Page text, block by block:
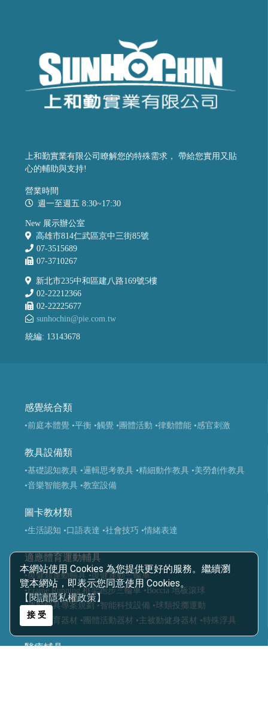
本網站使用 Cookies 為您提供更好的服務。繼續瀏
覽本網站，即表示您同意使用 Cookies。
【閱讀隱私權政策】
接 受
上和勤實業有限公司瞭解您的特殊需求， 帶給您實用又貼
心的輔助與支持!
營業時間
週一至週五 8:30~17:30
New 展示辦公室
高雄市814仁武區京中三街85號
07-3515689
07-3710267
新北市235中和區建八路169號5樓
02-22212366
02-22225677
sunhochin@pie.com.tw
統編: 13143678
感覺統合類
•前庭本體覺 •平衡 •觸覺 •團體活動 •律動體能 •感官刺激
教具設備類
•基礎認知教具 •邏輯思考教具 •精細動作教具 •美勞創作教具
•音樂智能教具 •教室設備
圖卡教材類
•生活認知 •口語表達 •社會技巧 •情緒表達
適應體育運動輔具
•復健類運動輔具 •復健運動三輪車
•Frame Running 框架跑步三輪車 •Boccia 地板滾球
•運動輔具專案規劃 •智能科技設備 •球類投擲運動
•視障體育器材 •團體活動器材 •主被動健身器材 •特殊浮具
醫療輔具